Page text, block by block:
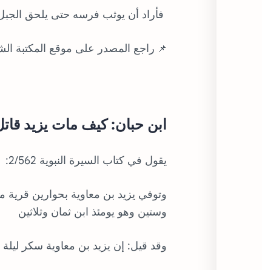
فأراد أن يوثب فرسه حتى يلحق
📌 راجع المصدر على موقع المكتبة
ابن حبان: كيف مات يزيد
يقول في كتاب السيرة النبوية 2/562:
وتوفي يزيد بن معاوية بحوارين
وستين وهو يومئذ ابن ثمان وثلاثين
وقد قيل: إن يزيد بن معاوية سكر